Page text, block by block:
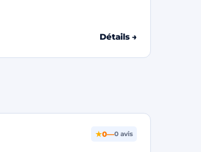
Détails →
★0—0 avis